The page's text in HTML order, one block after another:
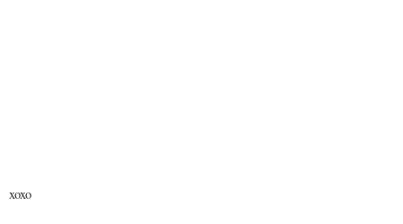
xoxo